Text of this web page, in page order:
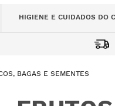
HIGIENE E CUIDADOS DO
BAGAS E SEMENTES